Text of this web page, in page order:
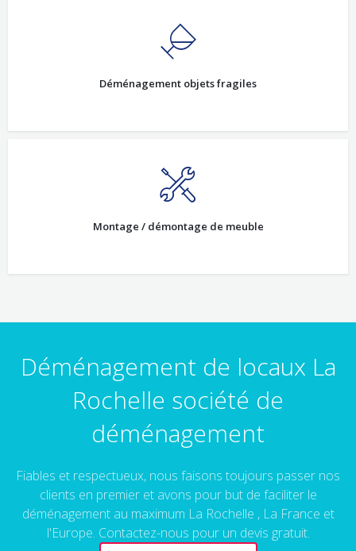
Déménagement objets fragiles
Montage / démontage de meuble
Déménagement de locaux La
Rochelle société de
déménagement
Fiables et respectueux, nous faisons toujours passer nos
clients en premier et avons pour but de faciliter le
déménagement au maximum La Rochelle , La France et
l'Europe. Contactez-nous pour un devis gratuit.